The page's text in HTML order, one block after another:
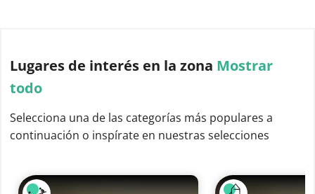
Lugares de interés en la zona Mostrar
todo
Selecciona una de las categorías más populares a
continuación o inspírate en nuestras selecciones